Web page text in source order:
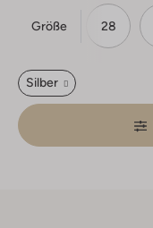
Größe
27 28
Silber